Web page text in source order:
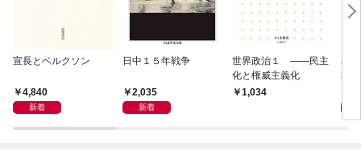
宣長とベルクソン
4,840
新着
日中１５年戦争
2,035
新着
世界政治１ ――民主
化と権威主義化
1,034
石
導